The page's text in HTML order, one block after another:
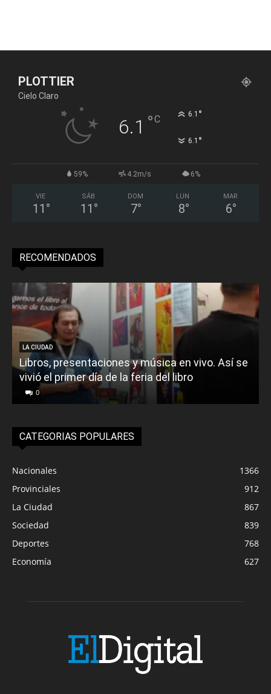
PLOTTIER
Cielo Claro
6.1 °C 6.1 °
6.1 °
59% 4.2m/s 6%
VIE
11 °
SÁB
11 °
DOM
7°
LUN
8°
MAR
6°
RECOMENDADOS
LA CIUDAD
Libros, presentaciones y música en vivo. Así se
vivió el primer día de la feria del libro
0
CATEGORIAS POPULARES
Nacionales
1366
Provinciales
912
La Ciudad
867
Sociedad
839
Deportes
768
Economía
627